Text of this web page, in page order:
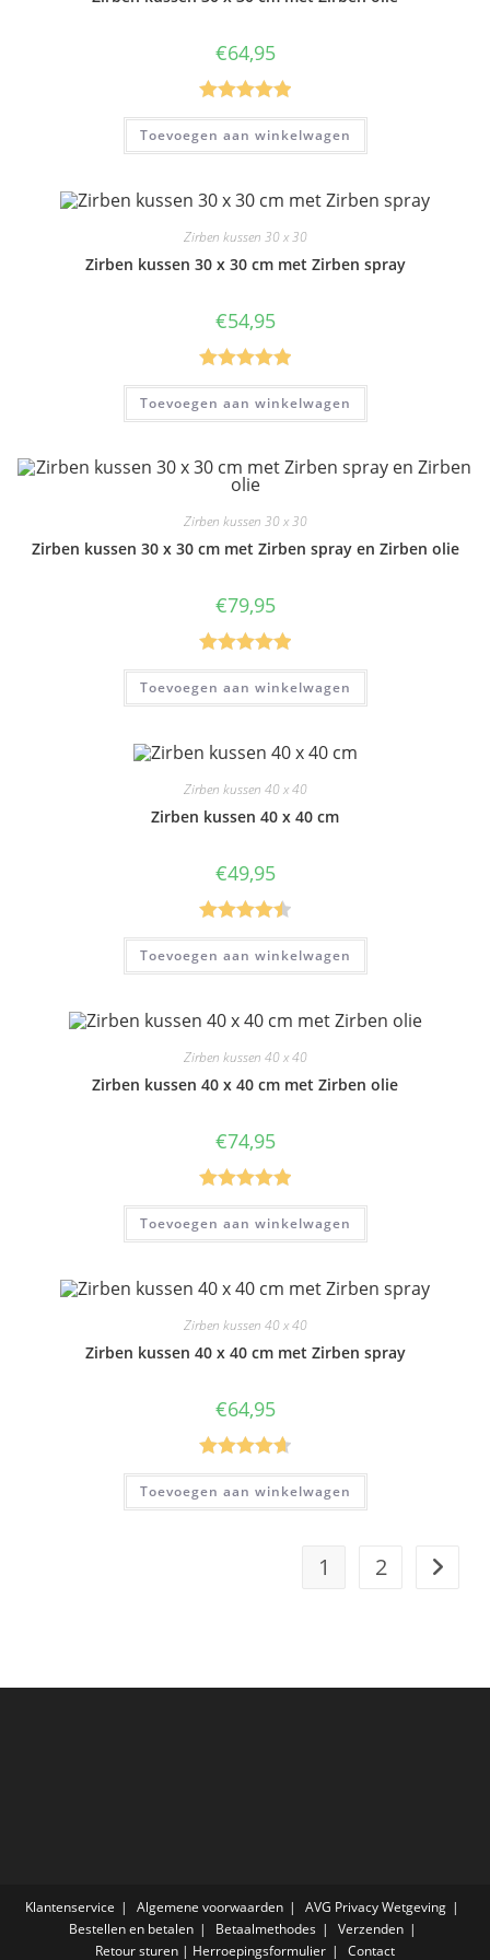
€64,95
Gewaardeer
d 5.00 uit 5
Toevoegen aan winkelwagen
Zirben kussen 30 x 30
Zirben kussen 30 x 30 cm met Zirben spray
€54,95
Gewaardeer
d 5.00 uit 5
Toevoegen aan winkelwagen
Zirben kussen 30 x 30
Zirben kussen 30 x 30 cm met Zirben spray en Zirben olie
€79,95
Gewaardeer
d 5.00 uit 5
Toevoegen aan winkelwagen
Zirben kussen 40 x 40
Zirben kussen 40 x 40 cm
€49,95
Gewaardee
rd4.50 uit
Toevoegen aan winkelwagen
Zirben kussen 40 x 40
Zirben kussen 40 x 40 cm met Zirben olie
€74,95
Gewaardeer
d 5.00 uit 5
Toevoegen aan winkelwagen
Zirben kussen 40 x 40
Zirben kussen 40 x 40 cm met Zirben spray
€64,95
Gewaardeer
d4.67uit 5
Toevoegen aan winkelwagen
1 2
Klantenservice Algemene voorwaarden
AVG Privacy Wetgeving
Bestellen en betalen
Betaalmethodes
Verzenden
Retour sturen | Herroepingsformulier
Contact